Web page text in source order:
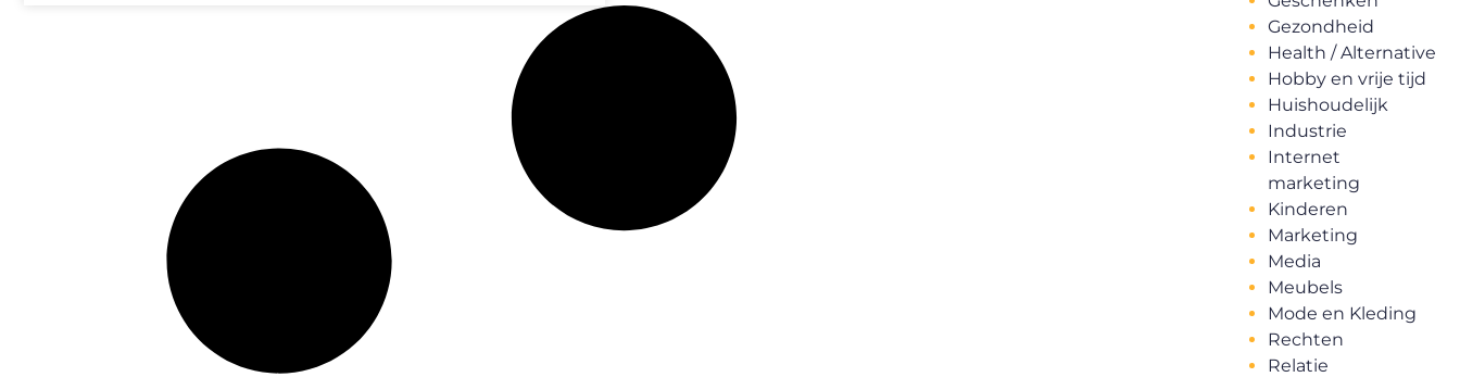
Gezondheid
Health / Alternative
Hobby en vrije tijd
Huishoudelijk
Industrie
Internet
marketing
Kinderen
Marketing
Media
Meubels
Mode en Kleding
Rechten
Relatie